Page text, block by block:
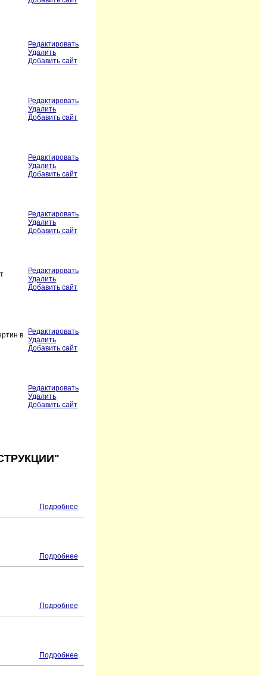
Редактировать
Удалить
Добавить сайт
Редактировать
Удалить
Добавить сайт
Редактировать
Удалить
Добавить сайт
Редактировать
Удалить
Добавить сайт
Редактировать
Удалить
Добавить сайт
в
Редактировать
Удалить
Добавить сайт
Редактировать
Удалить
Добавить сайт
Подробнее
Подробнее
Подробнее
Подробнее